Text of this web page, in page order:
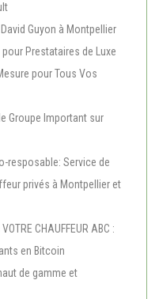
Guyon à Montpellier
Prestataires de Luxe
pour Tous Vos
Groupe Important sur
resposable: Service de
privés à Montpellier et
CHAUFFEUR ABC :
en Bitcoin
de gamme et